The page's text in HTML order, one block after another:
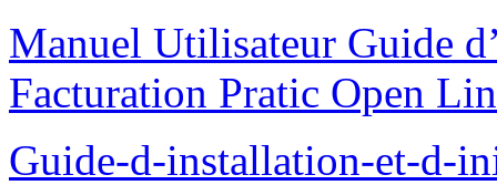
Manuel Utilisateur Guide
Facturation Pratic Open
Guide-d-installation-et-d-